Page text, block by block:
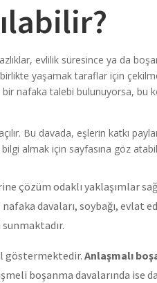
evlilik süresince ya da
yaşamak taraflar için
bir nafaka talebi bulunuyorsa, bu
Bu davada, eşlerin katkı
almak için sayfasına göz
çözüm odaklı yaklaşımlar
davaları, soybağı, evlat
göstermektedir. Anlaşmalı
boşanma davalarında ise